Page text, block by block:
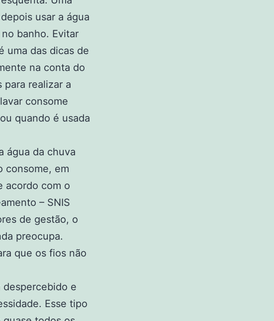
usar a água
banho. Evitar
uma das dicas de
na conta do
para realizar a
consome
quando é usada
água da chuva
consome, em
acordo com o
– SNIS
de gestão, o
preocupa.
que os fios não
e
Esse tipo